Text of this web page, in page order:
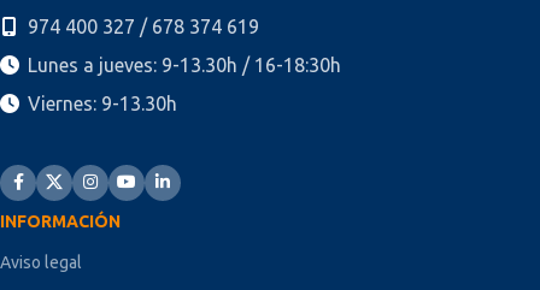
974 400 327 / 678 374 619
Lunes a jueves: 9-13.30h / 16-18:30h
Viernes: 9-13.30h
INFORMACIÓN
Aviso legal